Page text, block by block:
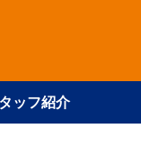
ッフ紹介